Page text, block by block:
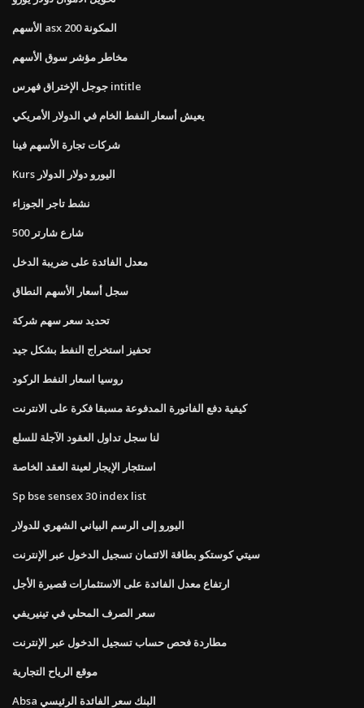
الأسهم asx 200 المكونة
مخاطر مؤشر سوق الأسهم
جوجل الإختراق فهرس intitle
يعيش أسعار النفط الخام في الدولار الأمريكي
شركات تجارة الأسهم فينا
Kurs اليورو دولار الدولار
نشط تاجر الجوزاء
500 شارع شارتر
معدل الفائدة على ضريبة الدخل
سجل أسعار الأسهم النطاق
تحديد سعر سهم شركة
تحفيز استخراج النفط بشكل جيد
روسيا اسعار النفط الركود
كيفية دفع الفاتورة المدفوعة مسبقا فكرة على الانترنت
لنا سجل تداول العقود الآجلة للسلع
استئجار الإيجار لعينة العقد الخاصة
Sp bse sensex 30 index list
اليورو إلى الرسم البياني الشهري للدولار
سيتي كوستكو بطاقة الائتمان تسجيل الدخول عبر الإنترنت
ارتفاع معدل الفائدة على الاستثمارات قصيرة الأجل
سعر الصرف المحلي في تينيريفي
مطاردة فحص حساب تسجيل الدخول عبر الإنترنت
موقع الرياح التجارية
Absa البنك سعر الفائدة الرئيسي